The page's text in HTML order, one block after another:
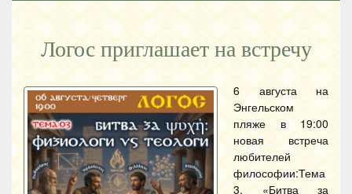
Логос приглашает на встречу
6 августа на
Энгельском
пляже в 19:00
новая встреча
любителей
философии:Тема
3. «Битва за